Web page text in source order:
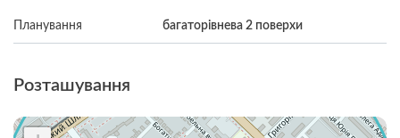
Планування багаторівнева 2 поверхи
Розташування